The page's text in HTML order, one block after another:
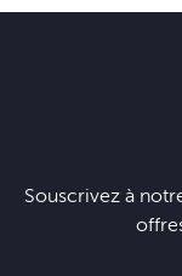
Souscrivez à